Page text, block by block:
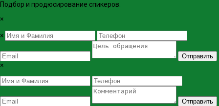
Подбор и продюсирование спикеров.
×
×
Отправить
×
Отправить